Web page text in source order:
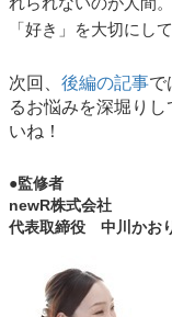
「好き」を大切にし
次回、 後編の記事で
るお悩みを深堀り
いね！
●監修者
newR株式会社
代表取締役 中川かお